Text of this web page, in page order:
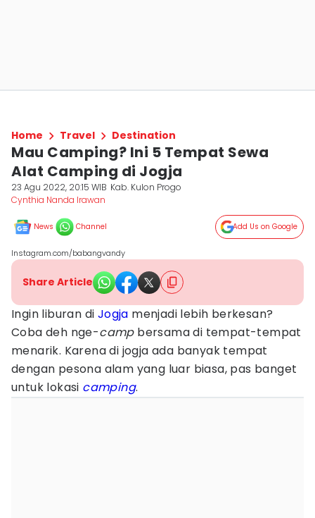
Home Travel Destination
Mau Camping? Ini 5 Tempat Sewa
Alat Camping di Jogja
23 Agu 2022, 20:15 WIB Kab. Kulon Progo
Cynthia Nanda Irawan
News Channel Add Us on Google
Instagram.com/babangvandy
Share Article
Ingin liburan di Jogja menjadi lebih berkesan?
Coba deh nge-campbersama di tempat-tempat
menarik. Karena di jogja ada banyak tempat
dengan pesona alam yang luar biasa, pas banget
untuk lokasi camping.